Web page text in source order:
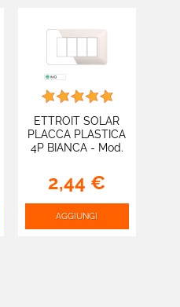
ETTROIT SOLAR
PLACCA PLASTICA
4P BIANCA - Mod.
Compatibile con
BTicino MATIX
2,44 €
AGGIUNGI